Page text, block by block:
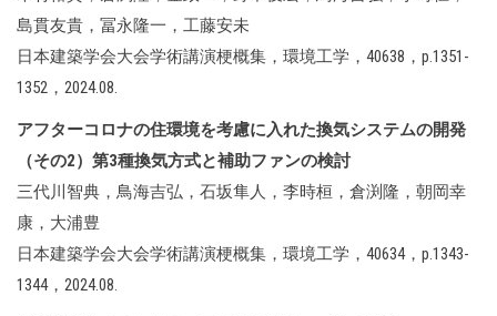
島貫友貴，冨永隆一，工藤安未
日本建築学会大会学術講演梗概集，環境工学，40638，p.1351-
1352，2024.08.
アフターコロナの住環境を考慮に入れた換気システムの開発
（その2） 第3種換気方式と補助ファンの検討
三代川智典，鳥海吉弘，石坂隼人，李時桓，倉渕隆，朝岡幸
康，大浦豊
日本建築学会大会学術講演梗概集，環境工学，40634，p.1343-
1344，2024.08.